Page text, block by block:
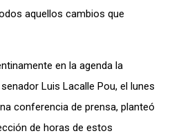
aquellos cambios que
en la agenda la
Luis Lacalle Pou, el lunes
conferencia de prensa, planteó
de horas de estos